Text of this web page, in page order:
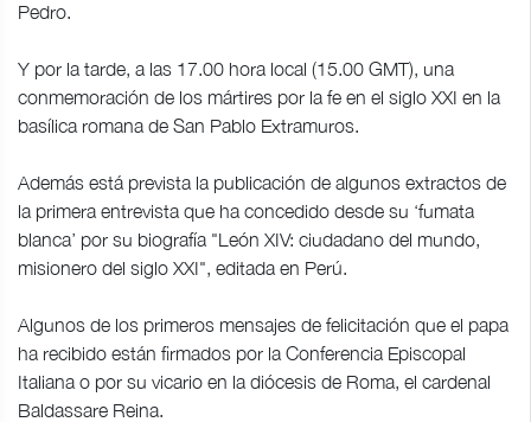
Pedro.
Y por la tarde, a las 17.00 hora local (15.00 GMT), una
conmemoración de los mártires por la fe en el siglo XXI en la
basílica romana de San Pablo Extramuros.
Además está prevista la publicación de algunos extractos de
la primera entrevista que ha concedido desde su ‘fumata
blanca’ por su biografía "León XIV: ciudadano del mundo,
misionero del siglo XXI", editada en Perú.
Algunos de los primeros mensajes de felicitación que el papa
ha recibido están firmados por la Conferencia Episcopal
Italiana o por su vicario en la diócesis de Roma, el cardenal
Baldassare Reina.